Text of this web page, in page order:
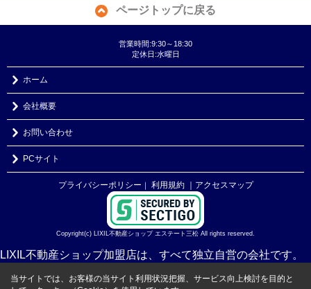
ページトップに戻る
営業時間:9:30～18:30
定休日:水曜日
ホーム
会社概要
お問い合わせ
PCサイト
プライバシーポリシー ｜ 利用規約 ｜アクセスマップ
Copyright(c) LIXIL不動産ショップ エステート三松 All rights reserved.
LIXIL不動産ショップ加盟店は、すべて独立自営の会社です。
当サイトでは、お客様の当サイト利用状況把握、サービス向上検討を目的と